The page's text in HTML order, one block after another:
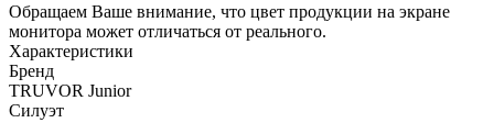
Обращаем Ваше внимание, что цвет продукции на экране
монитора может отличаться от реального.
Характеристики
Бренд
TRUVOR Junior
Силуэт